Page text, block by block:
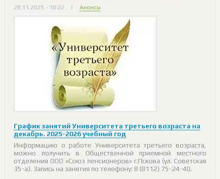
28.11.2025 - 10:22 | Анонсы
График занятий Университета третьего возраста на
декабрь. 2025-2026 учебный год
Информацию о работе Университета третьего возраста,
можно получить в Общественной приемной местного
отделения ООО «Союз пенсионеров» г.Пскова (ул. Советская
35-а). Запись на занятия по телефону: 8 (8112) 75-24-40.